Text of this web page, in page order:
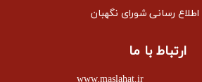
اطلاع رسانی شورای نگهبان
ارتباط با ما